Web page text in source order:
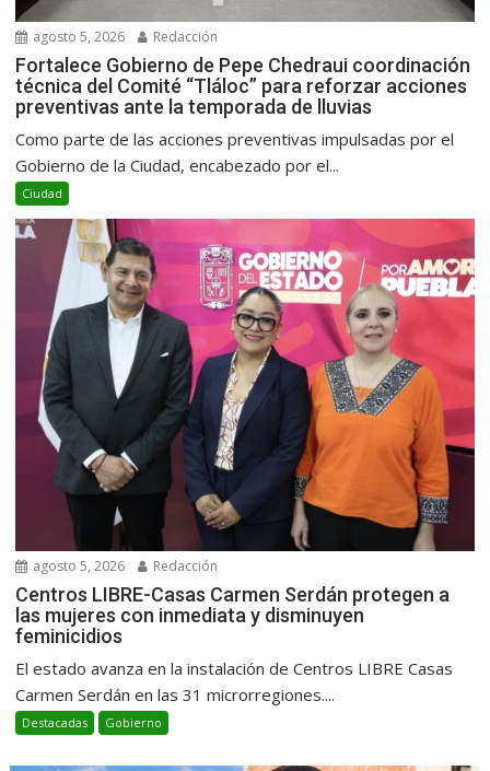
agosto 5, 2026 Redacción
Fortalece Gobierno de Pepe Chedraui coordinación
técnica del Comité “Tláloc” para reforzar acciones
preventivas ante la temporada de lluvias
Como parte de las acciones preventivas impulsadas por el
Gobierno de la Ciudad, encabezado por el...
Ciudad
agosto 5, 2026 Redacción
Centros LIBRE-Casas Carmen Serdán protegen a
las mujeres con inmediata y disminuyen
feminicidios
El estado avanza en la instalación de Centros LIBRE Casas
Carmen Serdán en las 31 microrregiones....
Destacadas Gobierno